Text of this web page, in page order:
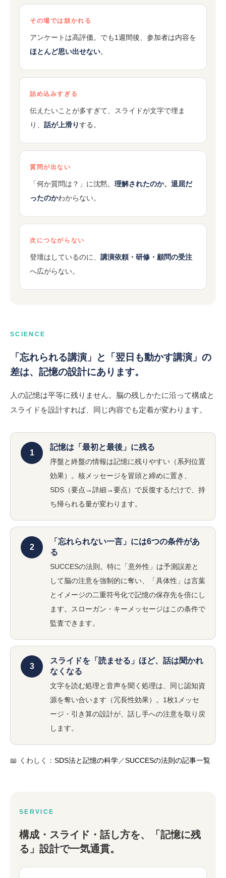
その場では頷かれる
アンケートは高評価。でも1週間後、参加者は内容を
ほとんど思い出せない。
詰め込みすぎる
伝えたいことが多すぎて、スライドが文字で埋ま
り、 話が上滑りする。
質問が出ない
「何か質問は？」に沈黙。 理解されたのか、退屈だ
ったのかわからない。
次につながらない
登壇はしているのに、 講演依頼・研修・顧問の受注
へ広がらない。
SCIENCE
「忘れられる講演」と「翌日も動かす講演」の
差は、記憶の設計にあります。
人の記憶は平等に残りません。脳の残しかたに沿って構成と
スライドを設計すれば、同じ内容でも定着が変わります。
1
記憶は「最初と最後」に残る
序盤と終盤の情報は記憶に残りやすい（系列位置
効果）。核メッセージを冒頭と締めに置き、
SDS（要点→詳細→要点）で反復するだけで、持
ち帰られる量が変わります。
2
「忘れられない一言」には6つの条件があ
る
SUCCESの法則。特に「意外性」は予測誤差と
して脳の注意を強制的に奪い、「具体性」は言葉
とイメージの二重符号化で記憶の保存先を倍にし
ます。スローガン・キーメッセージはこの条件で
監査できます。
3
スライドを「読ませる」ほど、話は聞かれ
なくなる
文字を読む処理と音声を聞く処理は、同じ認知資
源を奪い合います（冗長性効果）。1枚1メッセ
ージ・引き算の設計が、話し手への注意を取り戻
します。
📖 くわしく： SDS法と記憶の科学／SUCCESの法則の記事一覧
SERVICE
構成・スライド・話し方を、「記憶に残
る」設計で一気通貫。